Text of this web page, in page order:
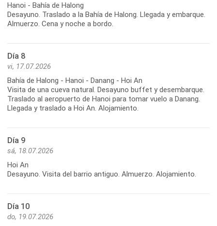
Hanoi - Bahía de Halong
Desayuno. Traslado a la Bahía de Halong. Llegada y embarque.
Almuerzo. Cena y noche a bordo.
Día 8
vi, 17.07.2026
Bahía de Halong - Hanoi - Danang - Hoi An
Visita de una cueva natural. Desayuno buffet y desembarque.
Traslado al aeropuerto de Hanoi para tomar vuelo a Danang.
Llegada y traslado a Hoi An. Alojamiento.
Día 9
sá, 18.07.2026
Hoi An
Desayuno. Visita del barrio antiguo. Almuerzo. Alojamiento.
Día 10
do, 19.07.2026